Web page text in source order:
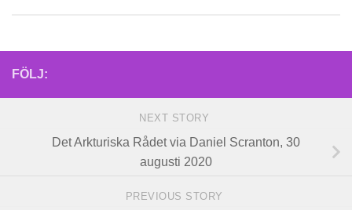
FÖLJ:
NEXT STORY
Det Arkturiska Rådet via Daniel Scranton, 30
augusti 2020
PREVIOUS STORY